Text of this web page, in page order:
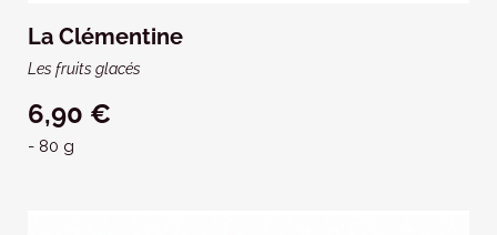
La Clémentine
Les fruits glacés
6,90 €
- 80 g